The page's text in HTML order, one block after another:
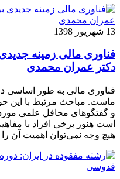
13 شهریور 1398
فناوری مالی زمینه
دکتر عمران محمدی
فناوری مالی به طور اساسی
ماست. مباحث مرتبط با این
و گفتگوهای محافل علمی
است هنوز برخی افراد با
هیچ وجه نمی‌توان اهمیت آن